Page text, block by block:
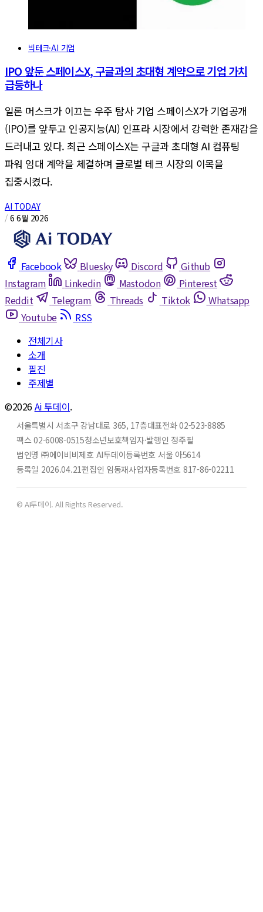
빅테크·AI 기업
IPO 앞둔 스페이스X, 구글과의 초대형 계약으로 기업 가치
급등하나
일론 머스크가 이끄는 우주 탐사 기업 스페이스X가 기업공개
(IPO)를 앞두고 인공지능(AI) 인프라 시장에서 강력한 존재감을
드러내고 있다. 최근 스페이스X는 구글과 초대형 AI 컴퓨팅
파워 임대 계약을 체결하며 글로벌 테크 시장의 이목을
집중시켰다.
AI TODAY
/ 6 6월 2026
Facebook Bluesky Discord
Github
Instagram
Linkedin Mastodon
Pinterest
Reddit
Telegram Threads Tiktok
Whatsapp
Youtube
RSS
전체기사
소개
필진
주제별
©2026Ai 투데이.
서울특별시 서초구 강남대로 365, 17층대표전화 02-523-8885
팩스 02-6008-0515청소년보호책임자·발행인 정주필
법인명 ㈜에이비비제호 AI투데이등록번호 서울 아5614
등록일 2026.04.21편집인 임동재사업자등록번호 817-86-02211
© AI투데이. All Rights Reserved.